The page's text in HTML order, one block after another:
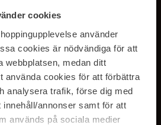
cookies
använder
cookies är nödvändiga för att
webbplatsen, medan ditt
använda cookies för att förbättra
analysera trafik, förse dig med
annonser samt för att
används på sociala medier
OUR
du voresprivatlivspolitik. Afmeld til enhver